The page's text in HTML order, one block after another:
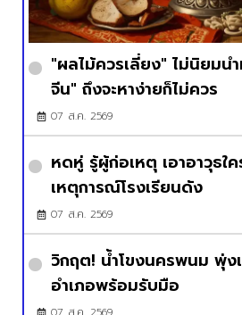
"ผลไม้ควรเลี่ยง" ไม่นิยมน
จีน" ถึงจะหาง่ายก็ไม่ควร
07 ส.ค. 2569
หดหู่ รู้ผู้ก่อเหตุ เอาอาวุธใ
เหตุการณ์โรงเรียนดัง
07 ส.ค. 2569
วิกฤต! น้ำโขงนครพนม พุ่
อำเภอพร้อมรับมือ